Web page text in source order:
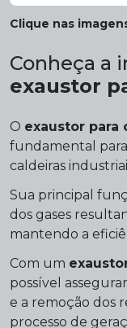
Clique nas
Conheça a
exaustor
O exaustor para
fundamental
caldeiras
Sua principal
dos gases
mantendo a
Com um
possível
e a remoção dos
processo de